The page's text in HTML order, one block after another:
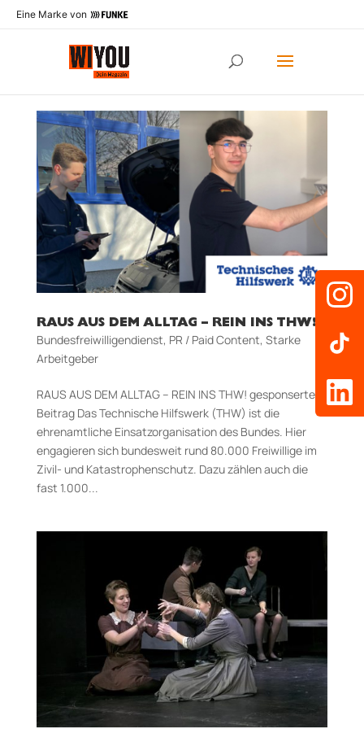
Eine Marke von
RAUS AUS DEM ALLTAG – REIN INS THW!
Bundesfreiwilligendienst, PR / Paid Content, Starke
Arbeitgeber
RAUS AUS DEM ALLTAG – REIN INS THW! gesponserter
Beitrag Das Technische Hilfswerk (THW) ist die
ehrenamtliche Einsatzorganisation des Bundes. Hier
engagieren sich bundesweit rund 80.000 Freiwillige im
Zivil- und Ka­tas­trophenschutz. Dazu zählen auch die
fast 1.000...